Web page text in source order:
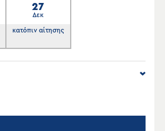
27
Δεκ
κατόπιν αίτησης